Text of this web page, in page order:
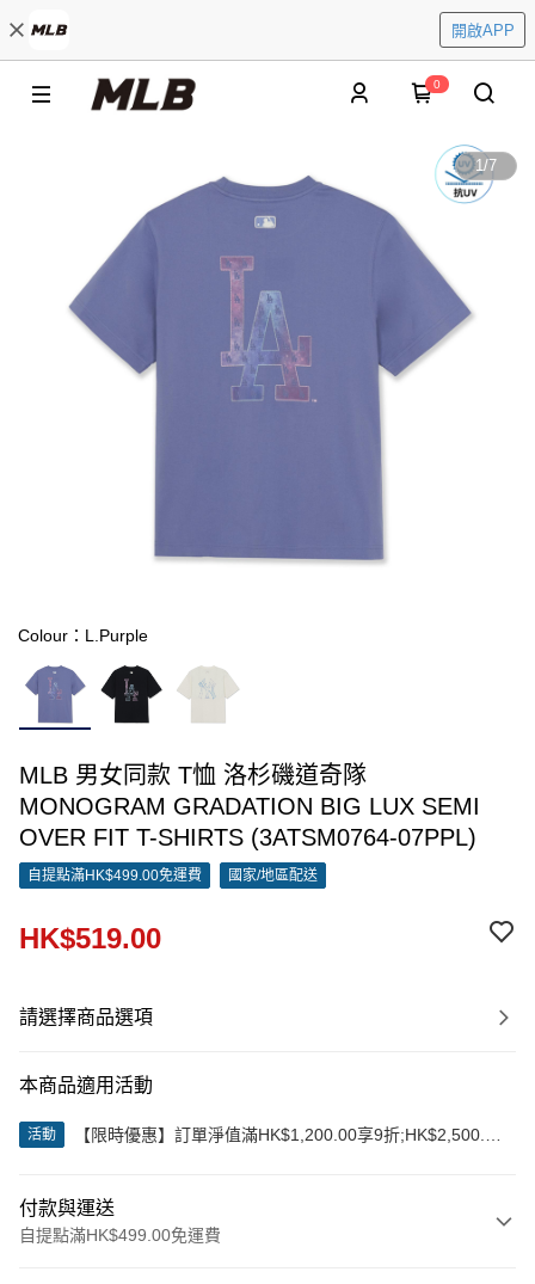
開啟APP
0
1/7
Colour：L.Purple
MLB 男女同款 T恤 洛杉磯道奇隊
MONOGRAM GRADATION BIG LUX SEMI
OVER FIT T-SHIRTS (3ATSM0764-07PPL)
自提點滿HK$499.00免運費 國家/地區配送
HK$519.00
請選擇商品選項
本商品適用活動
活動
【限時優惠】訂單淨值滿HK$1,200.00享9折;HK$2,500.00
付款與運送
自提點滿HK$499.00免運費